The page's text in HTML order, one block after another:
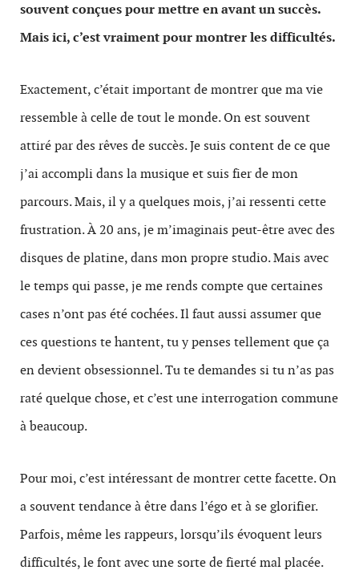
souvent conçues pour mettre en avant un succès.
Mais ici, c’est vraiment pour montrer les difficultés.
Exactement, c’était important de montrer que ma vie
ressemble à celle de tout le monde. On est souvent
attiré par des rêves de succès. Je suis content de ce que
j’ai accompli dans la musique et suis fier de mon
parcours. Mais, il y a quelques mois, j’ai ressenti cette
frustration. À 20 ans, je m’imaginais peut-être avec des
disques de platine, dans mon propre studio. Mais avec
le temps qui passe, je me rends compte que certaines
cases n’ont pas été cochées. Il faut aussi assumer que
ces questions te hantent, tu y penses tellement que ça
en devient obsessionnel. Tu te demandes si tu n’as pas
raté quelque chose, et c’est une interrogation commune
à beaucoup.
Pour moi, c’est intéressant de montrer cette facette. On
a souvent tendance à être dans l’égo et à se glorifier.
Parfois, même les rappeurs, lorsqu’ils évoquent leurs
difficultés, le font avec une sorte de fierté mal placée.